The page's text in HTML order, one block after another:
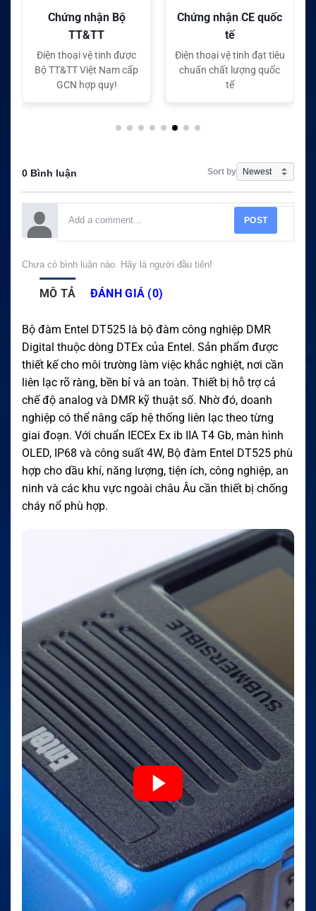
Chứng nhận CE quốc
tế
Điện thoại vệ tinh đạt tiêu
chuẩn chất lượng quốc
tế
Chứng nhận FC quốc
tế
Điện thoại vệ tinh đạt tiêu
chuẩn chất lượng quốc
tế
0 Bình luận Sort by
POST
Chưa có bình luận nào. Hãy là người đầu tiên!
MÔ TẢ ĐÁNH GIÁ (0)
Bộ đàm Entel DT525 là bộ đàm công nghiệp DMR
Digital thuộc dòng DTEx của Entel. Sản phẩm được
thiết kế cho môi trường làm việc khắc nghiệt, nơi cần
liên lạc rõ ràng, bền bỉ và an toàn. Thiết bị hỗ trợ cả
chế độ analog và DMR kỹ thuật số. Nhờ đó, doanh
nghiệp có thể nâng cấp hệ thống liên lạc theo từng
giai đoạn. Với chuẩn IECEx Ex ib IIA T4 Gb, màn hình
OLED, IP68 và công suất 4W, Bộ đàm Entel DT525 phù
hợp cho dầu khí, năng lượng, tiện ích, công nghiệp, an
ninh và các khu vực ngoài châu Âu cần thiết bị chống
cháy nổ phù hợp.